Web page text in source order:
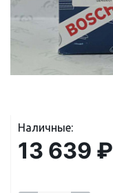
Наличные:
13 639 ₽